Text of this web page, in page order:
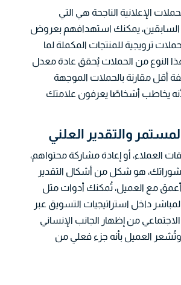
الإعلانية الناجحة هي التي
يمكنك استهدافهم بعروض
ترويجية للمنتجات المكملة لما
النوع من الحملات يُحقق عادة معدل
أقل مقارنة بالحملات الموجهة
لأنه يخاطب أشخاصًا يعرفون علامتك
العملاء، أو إعادة مشاركة محتواهم،
هو شكل من أشكال التقدير
أعمق مع العميل، تُمكنك أدوات مثل
داخل استراتيجيات التسويق عبر
من إظهار الجانب الإنساني
وتُشعر العميل بأنه جزء فعلي من